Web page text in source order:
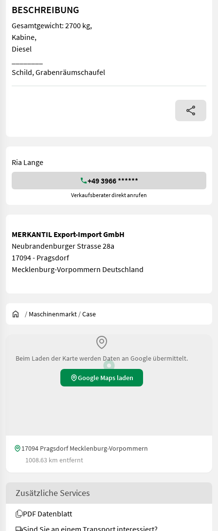
BESCHREIBUNG
Gesamtgewicht: 2700 kg,
Kabine,
Diesel
Schild, Grabenräumschaufel
Gesamtgewicht: 2700 kg, Kabine, Diesel ________ Schild,
Ria Lange
+49 3966 ******
Verkaufsberater direkt anrufen
MERKANTIL Export-Import GmbH
Neubrandenburger Strasse 28a
17094 - Pragsdorf
Mecklenburg-Vorpommern Deutschland
/ Maschinenmarkt /Case
Beim Laden der Karte werden Daten an Google übermittelt.
Google Maps laden
17094 Pragsdorf Mecklenburg-Vorpommern
1008.63 km entfernt
Zusätzliche Services
PDF Datenblatt
Sind Sie an einem Transport interessiert?